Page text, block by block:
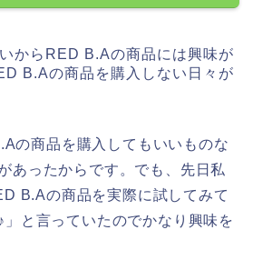
からRED B.Aの商品には興味が
B.Aの商品を購入しない日々が
の商品を購入してもいいものな
あったからです。でも、先日私
B.Aの商品を実際に試してみて
」と言っていたのでかなり興味を